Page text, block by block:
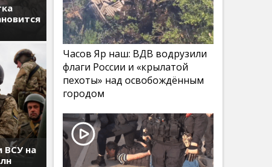
ВСУ на
Часов Яр наш: ВДВ водрузили
флаги России и «крылатой
пехоты» над освобождённым
городом